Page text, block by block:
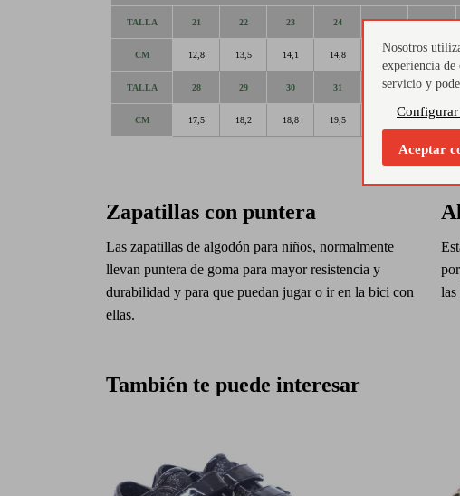
TALLA 21 22 23 24 25 26
CM 12,8 13,5 14,1 14,8 15,4 16,1
TALLA 28 29 30 31 32 33
CM 17,5 18,2 18,8 19,5 20,8
Zapatillas con puntera
Las zapatillas de algodón para niños, normalmente
llevan puntera de goma para mayor resistencia y
durabilidad y para que puedan jugar o ir en la bici con
ellas.
las
También te puede interesar
Nosotros
experiencia
servicio y
Aceptar